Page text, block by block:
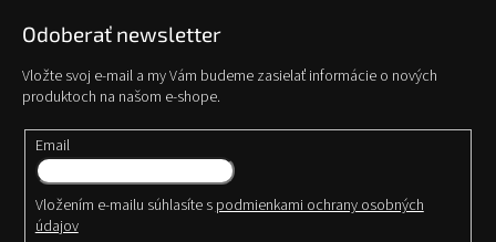
Odoberať newsletter
Vložte svoj e-mail a my Vám budeme zasielať informácie o nových
produktoch na našom e-shope.
Email
Vložením e-mailu súhlasíte s podmienkami ochrany osobných
údajov